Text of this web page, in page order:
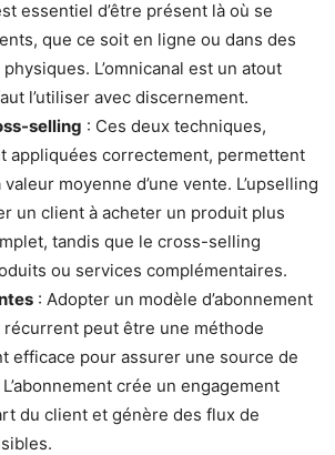
essentiel d’être présent là où se
que ce soit en ligne ou dans des
L’omnicanal est un atout
l’utiliser avec discernement.
selling : Ces deux techniques,
appliquées correctement, permettent
moyenne d’une vente. L’upselling
un client à acheter un produit plus
tandis que le cross-selling
ou services complémentaires.
: Adopter un modèle d’abonnement
peut être une méthode
efficace pour assurer une source de
crée un engagement
du client et génère des flux de